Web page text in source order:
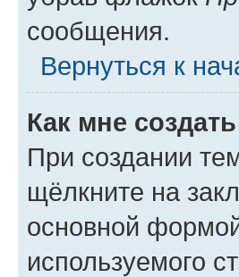
сообщения.
Вернуться к
Как мне
При создании
щёлкните на
основной
используемого